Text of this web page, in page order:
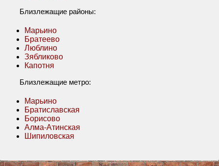
Близлежащие районы:
Марьино
Братеево
Люблино
Зябликово
Капотня
Близлежащие метро:
Марьино
Братиславская
Борисово
Алма-Атинская
Шипиловская